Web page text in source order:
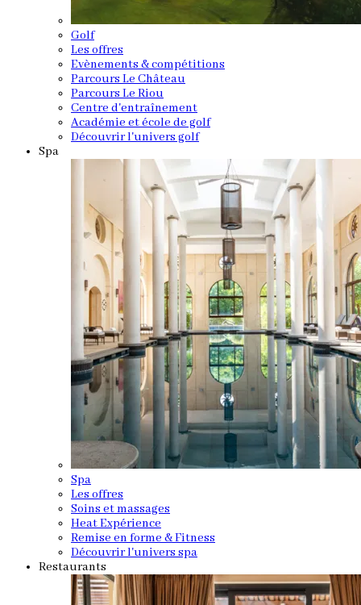
Golf
Les offres
Evènements & compétitions
Parcours Le Château
Parcours Le Riou
Centre d'entraînement
Académie et école de golf
Découvrir l'univers golf
Spa
Spa
Les offres
Soins et massages
Heat Expérience
Remise en forme & Fitness
Découvrir l'univers spa
Restaurants